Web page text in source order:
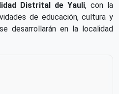
Distrital de Yauli, con la
de educación, cultura y
desarrollarán en la localidad